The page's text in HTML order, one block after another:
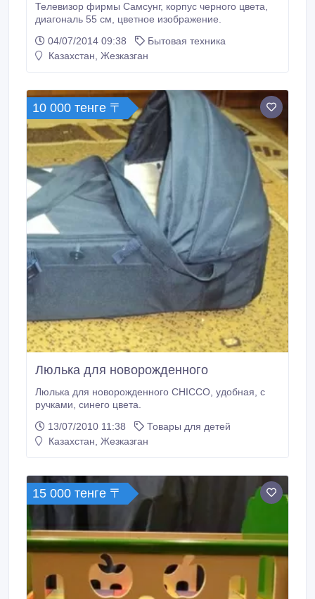
Телевизор фирмы Самсунг, корпус черного цвета,
диагональ 55 см, цветное изображение.
04/07/2014 09:38
Бытовая техника
Казахстан, Жезказган
10 000 тенге 〒
Люлька для новорожденного
Люлька для новорожденного CHICCO, удобная, с
ручками, синего цвета.
13/07/2010 11:38
Товары для детей
Казахстан, Жезказган
15 000 тенге 〒